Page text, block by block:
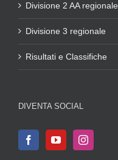
Divisione 2 AA regionale
Divisione 3 regionale
Risultati e Classifiche
DIVENTA SOCIAL